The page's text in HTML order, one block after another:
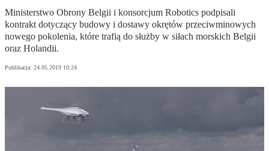
Ministerstwo Obrony Belgii i konsorcjum Robotics podpisali
kontrakt dotyczący budowy i dostawy okrętów przeciwminowych
nowego pokolenia, które trafią do służby w siłach morskich Belgii
oraz Holandii.
Publikacja: 24.05.2019 10:24